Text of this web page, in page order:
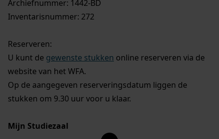
Archiefnummer: 1442-BD
Inventarisnummer: 272
Reserveren:
U kunt de gewenste stukken online reserveren via de
website van het WFA.
Op de aangegeven reserveringsdatum liggen de
stukken om 9.30 uur voor u klaar.
Mijn Studiezaal